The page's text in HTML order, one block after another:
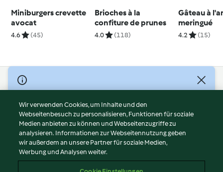
Miniburgers crevette
avocat
4.6 (45)
Brioches à la
confiture de prunes
4.0 (118)
Gâteau à
meringué
4.2 (15)
© Copyright 2026
Nutzungsbedingungen
Datenschutzrichtlinien
Disclaimer
Impressum
Cookies
Wir verwenden Cookies, um Inhalte und den
Webseitenbesuch zu personalisieren, Funktionen für soziale
Medien anbieten zu können und Webseitenzugriffe zu
analysieren. Informationen zur Webseitennutzung geben
wir außerdem an unsere Partner für soziale Medien,
Werbung und Analysen weiter.